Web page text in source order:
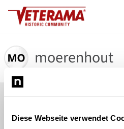
Diese Webseite verwendet
moerenhout